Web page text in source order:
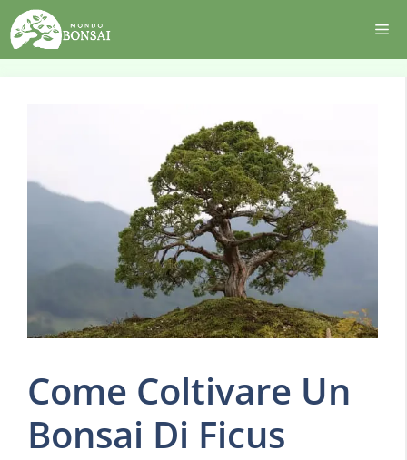
Vai
al
contenuto
Come Coltivare Un
Bonsai Di Ficus